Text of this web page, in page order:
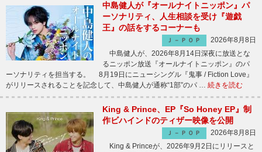
中島健人が『オールナイトニッポン』パ
ーソナリティ、人生相談を受け『遊戯
王』の話をするコーナーも
Ｊ－ＰＯＰ
2026年8月8日
中島健人が、2026年8月14日深夜に放送とな
るニッポン放送『オールナイトニッポン』のパ
ーソナリティを担当する。 8月19日にニューシングル『鬼事 / Fiction Love』
がリリースされることを記念して、中島健人が通称“1部”のパ … 続きを読む
King & Prince、EP『So Honey EP』制
作ビハインドのティザー映像を公開
Ｊ－ＰＯＰ
2026年8月8日
King & Princeが、2026年9月2日にリリースと